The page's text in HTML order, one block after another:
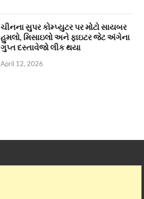
ચીનના સુપર કોમ્પ્યુટર પર મોટો સાયબર
હુમલો, મિસાઇલો અને ફાઇટર જેટ અંગેના
ગુપ્ત દસ્તાવેજો લીક થયા
April 12, 2026